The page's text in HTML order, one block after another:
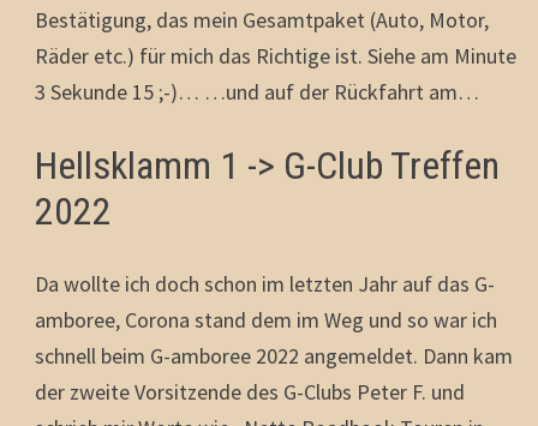
Bestätigung, das mein Gesamtpaket (Auto, Motor,
Räder etc.) für mich das Richtige ist. Siehe am Minute
3 Sekunde 15 ;-)… …und auf der Rückfahrt am…
Hellsklamm 1 -> G-Club Treffen
2022
Da wollte ich doch schon im letzten Jahr auf das G-
amboree, Corona stand dem im Weg und so war ich
schnell beim G-amboree 2022 angemeldet. Dann kam
der zweite Vorsitzende des G-Clubs Peter F. und